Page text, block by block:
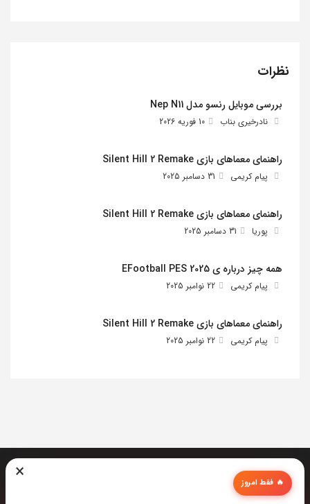
نظرات
بررسی موبایل رنسو مدل Nep N11
نادرخیری بناب 10 فوریه 2026
راهنمای معماهای بازی Silent Hill 2 Remake
پیام کریمی 31 دسامبر 2025
راهنمای معماهای بازی Silent Hill 2 Remake
پوریا 31 دسامبر 2025
همه چیز درباره ی EFootball PES 2025
پیام کریمی 22 نوامبر 2025
راهنمای معماهای بازی Silent Hill 2 Remake
پیام کریمی 22 نوامبر 2025
× 🔥 فقط امروز